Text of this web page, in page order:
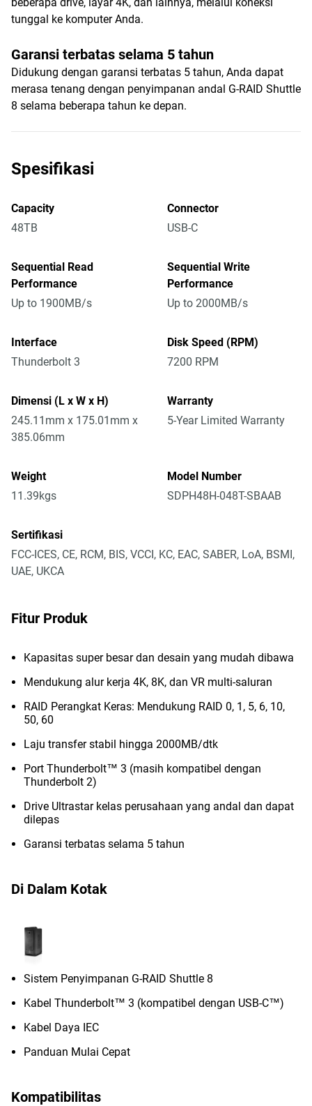
tunggal ke komputer Anda.
Garansi terbatas selama 5 tahun
Didukung dengan garansi terbatas 5 tahun, Anda dapat
merasa tenang dengan penyimpanan andal G-RAID Shuttle
8 selama beberapa tahun ke depan.
Spesifikasi
Capacity
48TB
Connector
USB-C
Sequential Read
Performance
Up to 1900MB/s
Sequential Write
Performance
Up to 2000MB/s
Interface
Thunderbolt 3
Disk Speed (RPM)
7200 RPM
Dimensi (L x W x H)
245.11mm x 175.01mm x
385.06mm
Warranty
5-Year Limited Warranty
Weight
11.39kgs
Model Number
SDPH48H-048T-SBAAB
Sertifikasi
FCC-ICES, CE, RCM, BIS, VCCI, KC, EAC, SABER, LoA, BSMI,
UAE, UKCA
Fitur Produk
Kapasitas super besar dan desain yang mudah dibawa
Mendukung alur kerja 4K, 8K, dan VR multi-saluran
RAID Perangkat Keras: Mendukung RAID 0, 1, 5, 6, 10,
50, 60
Laju transfer stabil hingga 2000MB/dtk
Port Thunderbolt™ 3 (masih kompatibel dengan
Thunderbolt 2)
Drive Ultrastar kelas perusahaan yang andal dan dapat
dilepas
Garansi terbatas selama 5 tahun
Di Dalam Kotak
Sistem Penyimpanan G-RAID Shuttle 8
Kabel Thunderbolt™ 3 (kompatibel dengan USB-C™)
Kabel Daya IEC
Panduan Mulai Cepat
Kompatibilitas